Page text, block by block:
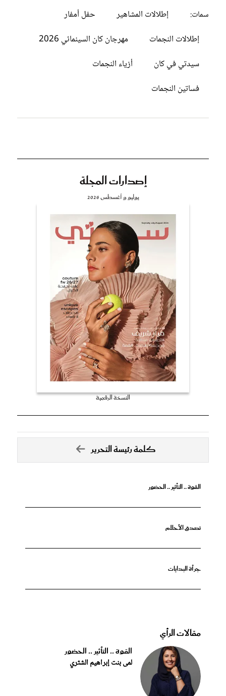
سمات: إطلالات المشاهير
حفل أمفار
إطلالات النجمات
مهرجان كان السينمائي 2026
سيدتي في كان
أزياء النجمات
فساتين النجمات
إصدارات المجلة
يوليو و أغسطس 2026
النسخة الرقمية
كلمة رئيسة التحرير
القوة .. التأثير .. الحضور
تصدق الأحلام
جرأة البدايات
مقالات الرأي
القوة .. التأثير .. الحضور
لمى بنت إبراهيم الشثري